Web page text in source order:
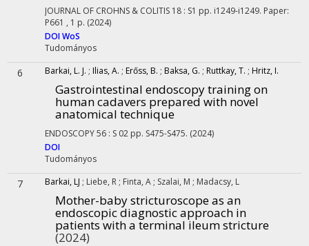
JOURNAL OF CROHNS & COLITIS 18 : S1 pp. i1249-i1249. Paper:
P661 , 1 p. (2024)
DOIWoS
Tudományos
6 Barkai, L. J. ; Ilias, A. ; Erőss, B. ; Baksa, G. ; Ruttkay, T. ; Hritz, I.
Gastrointestinal endoscopy training on
human cadavers prepared with novel
anatomical technique
ENDOSCOPY56 : S 02 pp. S475-S475. (2024)
DOI
Tudományos
7 Barkai, LJ ; Liebe, R ; Finta, A ; Szalai, M ; Madacsy, L
Mother-baby stricturoscope as an
endoscopic diagnostic approach in
patients with a terminal ileum stricture
(2024)